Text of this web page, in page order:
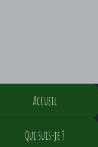
Accueil
Qui suis-je ?